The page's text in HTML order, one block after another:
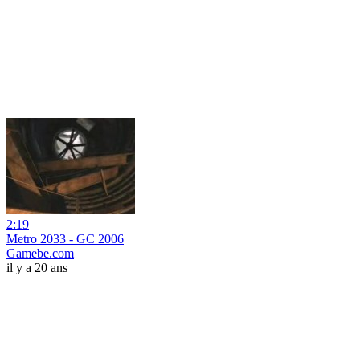
2:19
Metro 2033 - GC 2006
Gamebe.com
il y a 20 ans